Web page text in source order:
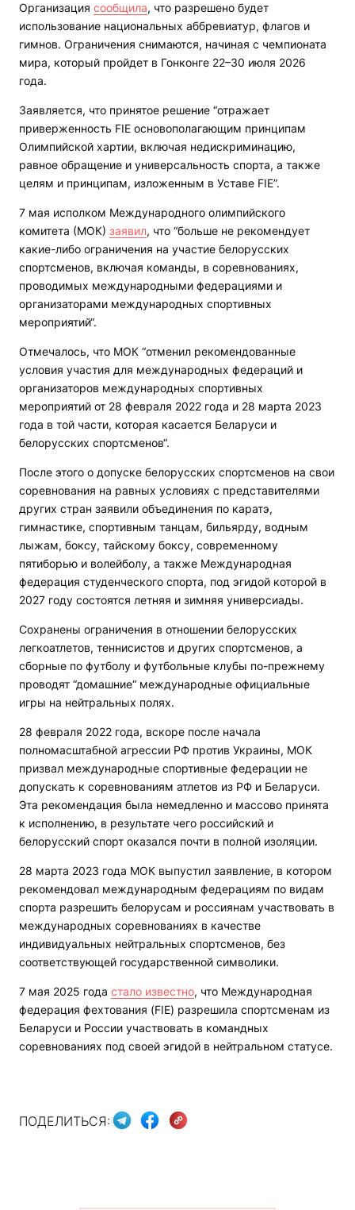
Организация сообщила, что разрешено будет
использование национальных аббревиатур, флагов и
гимнов. Ограничения снимаются, начиная с чемпионата
мира, который пройдет в Гонконге 22–30 июля 2026
года.
Заявляется, что принятое решение “отражает
приверженность FIE основополагающим принципам
Олимпийской хартии, включая недискриминацию,
равное обращение и универсальность спорта, а также
целям и принципам, изложенным в Уставе FIE”.
7 мая исполком Международного олимпийского
комитета (МОК) заявил, что “больше не рекомендует
какие-либо ограничения на участие белорусских
спортсменов, включая команды, в соревнованиях,
проводимых международными федерациями и
организаторами международных спортивных
мероприятий“.
Отмечалось, что МОК “отменил рекомендованные
условия участия для международных федераций и
организаторов международных спортивных
мероприятий от 28 февраля 2022 года и 28 марта 2023
года в той части, которая касается Беларуси и
белорусских спортсменов“.
После этого о допуске белорусских спортсменов на свои
соревнования на равных условиях с представителями
других стран заявили объединения по каратэ,
гимнастике, спортивным танцам, бильярду, водным
лыжам, боксу, тайскому боксу, современному
пятиборью и волейболу, а также Международная
федерация студенческого спорта, под эгидой которой в
2027 году состоятся летняя и зимняя универсиады.
Сохранены ограничения в отношении белорусских
легкоатлетов, теннисистов и других спортсменов, а
сборные по футболу и футбольные клубы по-прежнему
проводят “домашние“ международные официальные
игры на нейтральных полях.
28 февраля 2022 года, вскоре после начала
полномасштабной агрессии РФ против Украины, МОК
призвал международные спортивные федерации не
допускать к соревнованиям атлетов из РФ и Беларуси.
Эта рекомендация была немедленно и массово принята
к исполнению, в результате чего российский и
белорусский спорт оказался почти в полной изоляции.
28 марта 2023 года МОК выпустил заявление, в котором
рекомендовал международным федерациям по видам
спорта разрешить белорусам и россиянам участвовать в
международных соревнованиях в качестве
индивидуальных нейтральных спортсменов, без
соответствующей государственной символики.
7 мая 2025 года стало известно, что Международная
федерация фехтования (FIE) разрешила спортсменам из
Беларуси и России участвовать в командных
соревнованиях под своей эгидой в нейтральном статусе.
ПОДЕЛИТЬСЯ: